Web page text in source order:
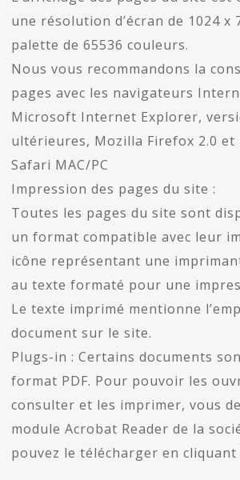
une résolution d’écran de 1024 x
palette de 65536 couleurs.
Nous vous recommandons la
pages avec les navigateurs
Microsoft Internet Explorer,
ultérieures, Mozilla Firefox 2.0
Safari MAC/PC
Impression des pages du site :
Toutes les pages du site sont
un format compatible avec leur
icône représentant une
au texte formaté pour une
Le texte imprimé mentionne
document sur le site.
Plugs-in : Certains documents
format PDF. Pour pouvoir les
consulter et les imprimer, vous
module Acrobat Reader de la
pouvez le télécharger en cliquant